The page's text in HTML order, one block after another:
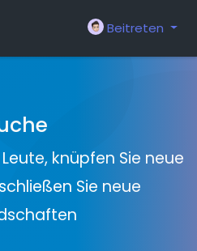
Beitreten
knüpfen Sie neue
Sie neue